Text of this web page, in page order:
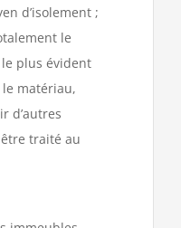
d’isolement ;
le
plus évident
matériau,
d’autres
traité au